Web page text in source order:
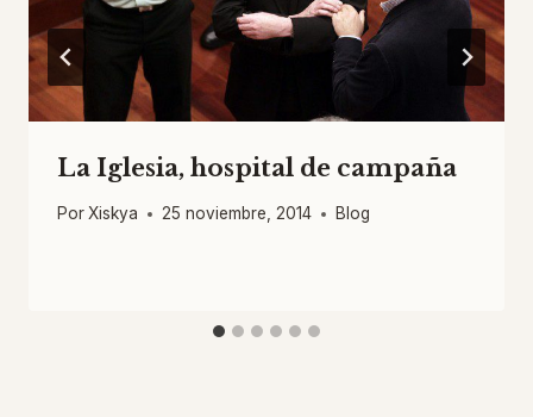
La Iglesia, hospital de campaña
PorXiskya 25 noviembre, 2014 Blog